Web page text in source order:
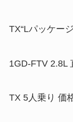
TX“Lパッケー
1GD-FTV 2.8L
TX 5人乗り 価